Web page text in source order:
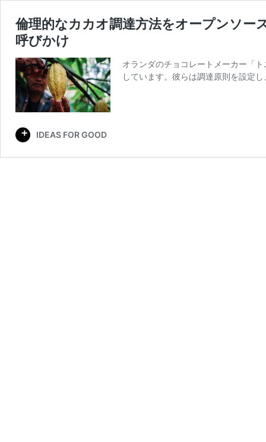
倫理的なカカオ調達方法をオープンソー
呼びかけ
オランダのチョコレートメーカー「
しています。彼らは調達原則を設定
IDEAS FOR GOOD